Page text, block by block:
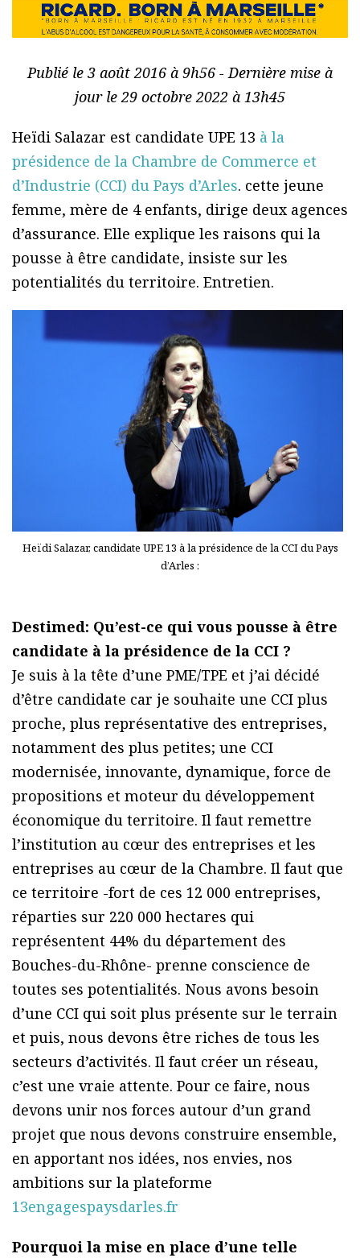
Publié le 3 août 2016 à 9h56 - Dernière mise à
jour le 29 octobre 2022 à 13h45
Heïdi Salazar est candidate UPE 13 à la
présidence de la Chambre de Commerce et
d’Industrie (CCI) du Pays d’Arles. cette jeune
femme, mère de 4 enfants, dirige deux agences
d’assurance. Elle explique les raisons qui la
pousse à être candidate, insiste sur les
potentialités du territoire. Entretien.
Heïdi Salazar, candidate UPE 13 à la présidence de la CCI du Pays
d’Arles :
Destimed: Qu’est-ce qui vous pousse à être
candidate à la présidence de la CCI ?
Je suis à la tête d’une PME/TPE et j’ai décidé
d’être candidate car je souhaite une CCI plus
proche, plus représentative des entreprises,
notamment des plus petites; une CCI
modernisée, innovante, dynamique, force de
propositions et moteur du développement
économique du territoire. Il faut remettre
l’institution au cœur des entreprises et les
entreprises au cœur de la Chambre. Il faut que
ce territoire -fort de ces 12 000 entreprises,
réparties sur 220 000 hectares qui
représentent 44% du département des
Bouches-du-Rhône- prenne conscience de
toutes ses potentialités. Nous avons besoin
d’une CCI qui soit plus présente sur le terrain
et puis, nous devons être riches de tous les
secteurs d’activités. Il faut créer un réseau,
c’est une vraie attente. Pour ce faire, nous
devons unir nos forces autour d’un grand
projet que nous devons construire ensemble,
en apportant nos idées, nos envies, nos
ambitions sur la plateforme
13engagespaysdarles.fr
Pourquoi la mise en place d’une telle